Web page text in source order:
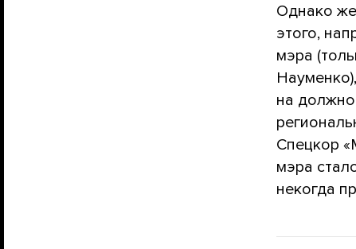
Однако
этого,
мэра
на
Спецкор
мэра
некогда